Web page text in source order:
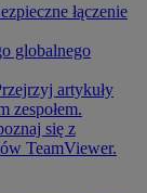
łączenie
globalnego
artykuły
zespołem.
się z
TeamViewer.